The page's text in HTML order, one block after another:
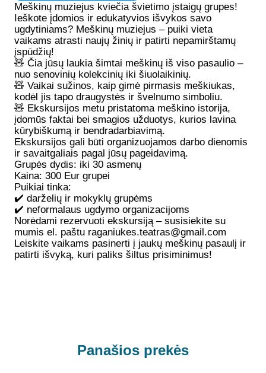
Meškinų muziejus kviečia švietimo įstaigų grupes!
Ieškote įdomios ir edukatyvios išvykos savo
ugdytiniams? Meškinų muziejus – puiki vieta
vaikams atrasti naujų žinių ir patirti nepamirštamų
įspūdžių!
🧸 Čia jūsų laukia šimtai meškinų iš viso pasaulio –
nuo senovinių kolekcinių iki šiuolaikinių.
🧸 Vaikai sužinos, kaip gimė pirmasis meškiukas,
kodėl jis tapo draugystės ir švelnumo simboliu.
🧸 Ekskursijos metu pristatoma meškino istorija,
įdomūs faktai bei smagios užduotys, kurios lavina
kūrybiškumą ir bendradarbiavimą.
Ekskursijos gali būti organizuojamos darbo dienomis
ir savaitgaliais pagal jūsų pageidavimą.
Grupės dydis: iki 30 asmenų
Kaina: 300 Eur grupei
Puikiai tinka:
✔️ darželių ir mokyklų grupėms
✔️ neformalaus ugdymo organizacijoms
Norėdami rezervuoti ekskursiją – susisiekite su
mumis el. paštu raganiukes.teatras@gmail.com
Leiskite vaikams pasinerti į jaukų meškinų pasaulį ir
patirti išvyką, kuri paliks šiltus prisiminimus!
Panašios prekės